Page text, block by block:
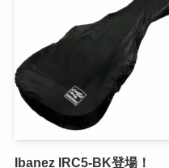
Ibanez IRC5-BK登場！